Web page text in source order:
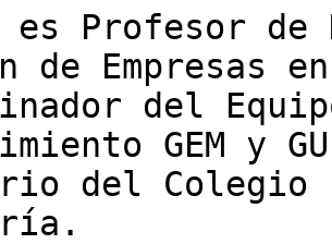
es Profesor
de Empresas
del
GEM y
del Colegio